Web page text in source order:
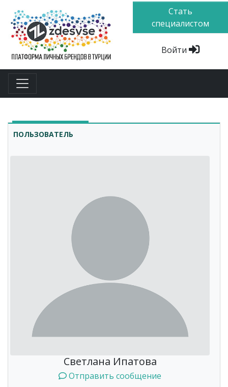
Стать
специалистом
Войти
ПОЛЬЗОВАТЕЛЬ
Светлана Ипатова
Отправить сообщение